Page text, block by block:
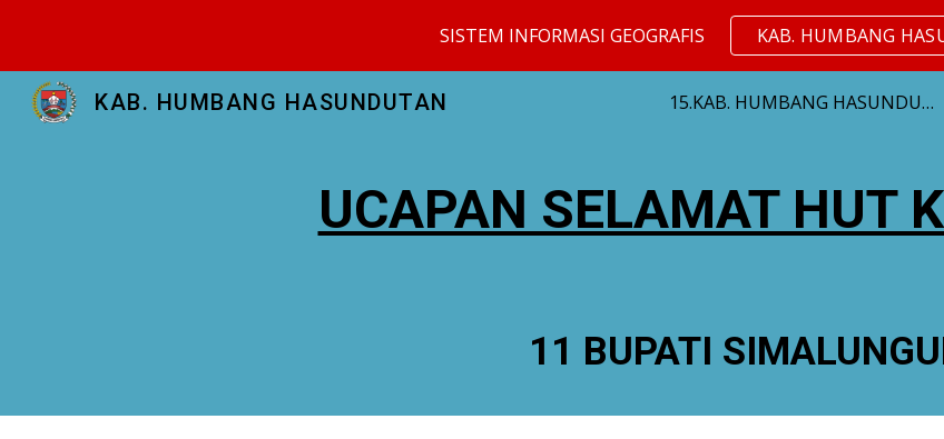
Skip to main content Skip to
SISTEM INFORMASI GEOGRAFIS KAB. HUMBANG
KAB. HUMBANG HASUNDUTAN 15.KAB. HUMBANG HASUNDUTAN
UCAPAN SELAMAT HUT
11 BUPATI